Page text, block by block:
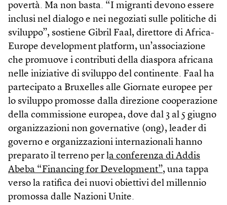
povertà. Ma non basta. “I migranti devono essere
inclusi nel dialogo e nei negoziati sulle politiche di
sviluppo”, sostiene Gibril Faal, direttore di Africa-
Europe development platform, un’associazione
che promuove i contributi della diaspora africana
nelle iniziative di sviluppo del continente. Faal ha
partecipato a Bruxelles alle Giornate europee per
lo sviluppo promosse dalla direzione cooperazione
della commissione europea, dove dal 3 al 5 giugno
organizzazioni non governative (ong), leader di
governo e organizzazioni internazionali hanno
preparato il terreno per la conferenza di Addis
Abeba “Financing for Development”, una tappa
verso la ratifica dei nuovi obiettivi del millennio
promossa dalle Nazioni Unite.